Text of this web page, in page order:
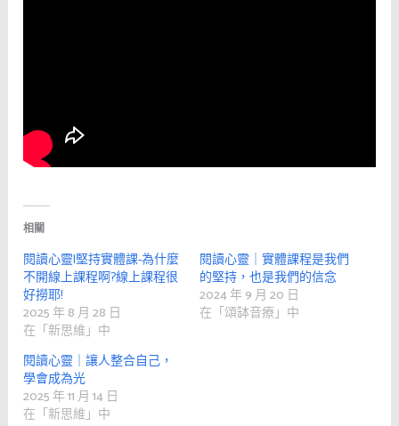
相關
閱讀心靈|堅持實體課-為什麼
不開線上課程啊?線上課程很
好撈耶!
2025 年 8 月 28 日
在「新思維」中
閱讀心靈｜實體課程是我們
的堅持，也是我們的信念
2024 年 9 月 20 日
在「頌缽音療」中
閱讀心靈｜讓人整合自己，
學會成為光
2025 年 11 月 14 日
在「新思維」中